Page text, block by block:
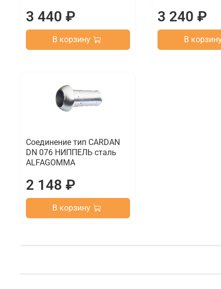
3 440 ₽
В корзину
3 240 ₽
В
Соединение тип CARDAN
DN 076 НИППЕЛЬ сталь
ALFAGOMMA
2 148 ₽
В корзину